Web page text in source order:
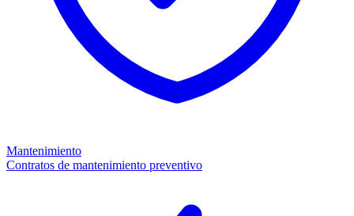
Mantenimiento
Contratos de mantenimiento preventivo